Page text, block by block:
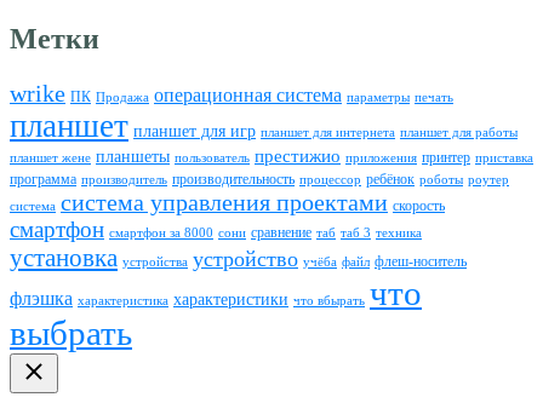
Метки
wrike ПК Продажа операционная система параметры печать
планшет планшет для игр планшет для интернета планшет для работы
планшет жене планшеты пользователь престижио приложения принтер приставка
программа производитель производительность процессор ребёнок роботы роутер
система система управления проектами скорость
смартфон смартфон за 8000 сони сравнение таб таб 3 техника
установка устройства устройство учёба файл флеш-носитель
флэшка характеристика характеристики что вбырать что
выбрать